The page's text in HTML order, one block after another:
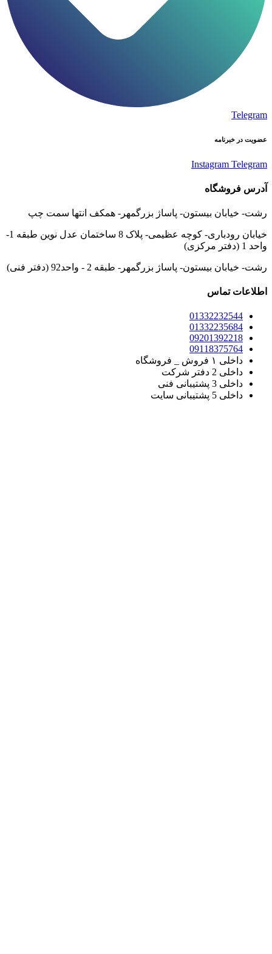
Telegram
عضویت در خبرنامه
Instagram Telegram
آدرس فروشگاه
رشت- خیابان بیستون- پاساژ بزرگمهر- همکف انتها سمت چپ
خیابان رودباری- کوچه عظیمی- پلاک 8 ساختمان عدل نوین طبقه 1-
واحد 1 (دفتر مرکزی)
رشت- خیابان بیستون- پاساژ بزرگمهر- طبقه 2 - واحد92 (دفتر فنی)
اطلاعات تماس
01332232544
01332235684
09201392218
09118375764
داخلی ۱ فروش _ فروشگاه
داخلی 2 دفتر شرکت
داخلی 3 پشتیبانی فنی
داخلی 5 پشتیبانی سایت